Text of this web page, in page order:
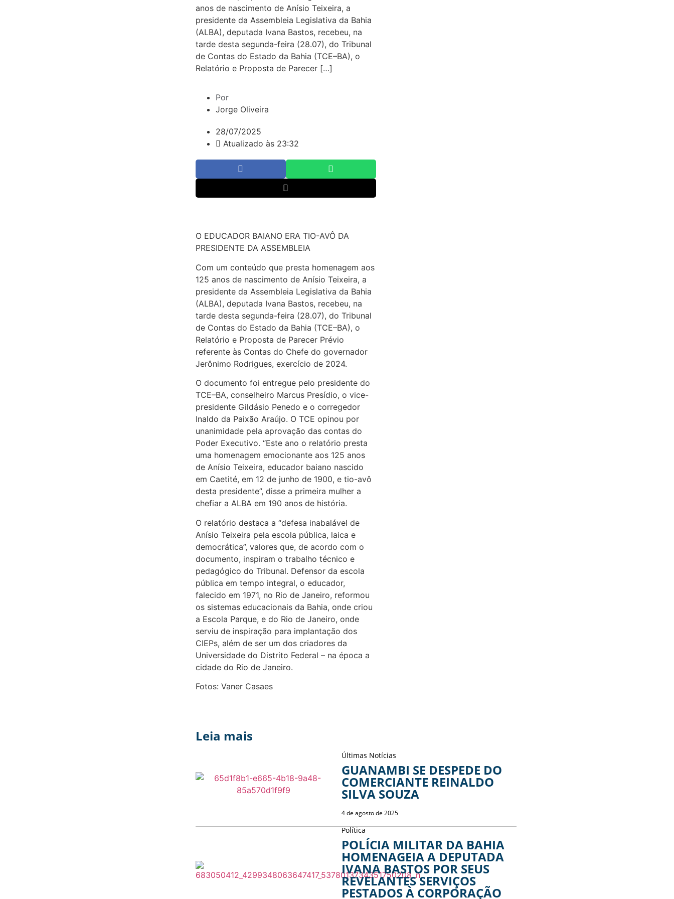
anos de nascimento de Anísio Teixeira, a
presidente da Assembleia Legislativa da Bahia
(ALBA), deputada Ivana Bastos, recebeu, na
tarde desta segunda-feira (28.07), do Tribunal
de Contas do Estado da Bahia (TCE–BA), o
Relatório e Proposta de Parecer […]
Por
Jorge Oliveira
28/07/2025
Atualizado às 23:32
O EDUCADOR BAIANO ERA TIO-AVÔ DA
PRESIDENTE DA ASSEMBLEIA
Com um conteúdo que presta homenagem aos
125 anos de nascimento de Anísio Teixeira, a
presidente da Assembleia Legislativa da Bahia
(ALBA), deputada Ivana Bastos, recebeu, na
tarde desta segunda-feira (28.07), do Tribunal
de Contas do Estado da Bahia (TCE–BA), o
Relatório e Proposta de Parecer Prévio
referente às Contas do Chefe do governador
Jerônimo Rodrigues, exercício de 2024.
O documento foi entregue pelo presidente do
TCE–BA, conselheiro Marcus Presídio, o vice-
presidente Gildásio Penedo e o corregedor
Inaldo da Paixão Araújo. O TCE opinou por
unanimidade pela aprovação das contas do
Poder Executivo. “Este ano o relatório presta
uma homenagem emocionante aos 125 anos
de Anísio Teixeira, educador baiano nascido
em Caetité, em 12 de junho de 1900, e tio-avô
desta presidente”, disse a primeira mulher a
chefiar a ALBA em 190 anos de história.
O relatório destaca a “defesa inabalável de
Anísio Teixeira pela escola pública, laica e
democrática”, valores que, de acordo com o
documento, inspiram o trabalho técnico e
pedagógico do Tribunal. Defensor da escola
pública em tempo integral, o educador,
falecido em 1971, no Rio de Janeiro, reformou
os sistemas educacionais da Bahia, onde criou
a Escola Parque, e do Rio de Janeiro, onde
serviu de inspiração para implantação dos
CIEPs, além de ser um dos criadores da
Universidade do Distrito Federal – na época a
cidade do Rio de Janeiro.
Fotos: Vaner Casaes
Leia mais
Últimas Notícias
GUANAMBI SE DESPEDE DO
COMERCIANTE REINALDO
SILVA SOUZA
4 de agosto de 2025
Política
POLÍCIA MILITAR DA BAHIA
HOMENAGEIA A DEPUTADA
IVANA BASTOS POR SEUS
REVELANTES SERVIÇOS
PESTADOS À CORPORAÇÃO